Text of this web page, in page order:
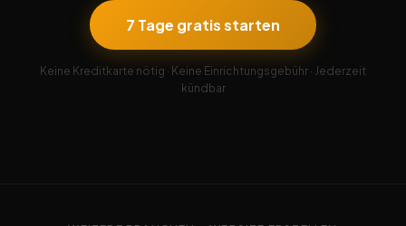
7 Tage gratis starten
Keine Kreditkarte nötig · Keine Einrichtungsgebühr · Jederzeit
kündbar